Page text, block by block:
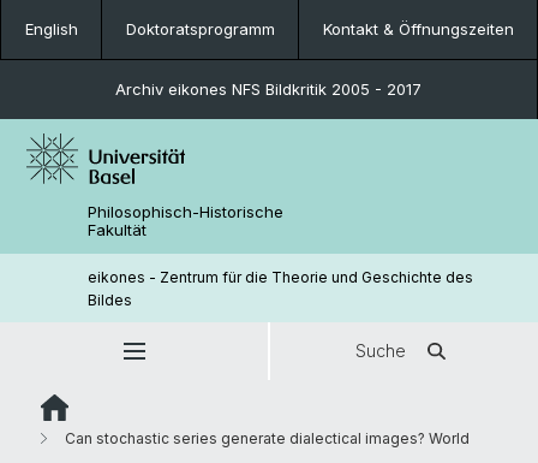
English Doktoratsprogramm Kontakt & Öffnungszeiten
Archiv eikones NFS Bildkritik 2005 - 2017
Philosophisch-Historische
Fakultät
eikones - Zentrum für die Theorie und Geschichte des
Bildes
Suche
Can stochastic series generate dialectical images? World